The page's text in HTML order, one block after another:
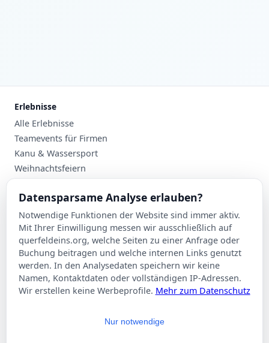
Erlebnisse
Alle Erlebnisse
Teamevents für Firmen
Kanu & Wassersport
Weihnachtsfeiern
Planung
Events nach Stadt
Suche
Kontakt
Über Querfeldeins
Rechtliches
Impressum
Datensparsame Analyse erlauben?
Notwendige Funktionen der Website sind immer aktiv.
Mit Ihrer Einwilligung messen wir ausschließlich auf
querfeldeins.org, welche Seiten zu einer Anfrage oder
Buchung beitragen und welche internen Links genutzt
werden. In den Analysedaten speichern wir keine
Namen, Kontaktdaten oder vollständigen IP-Adressen.
Wir erstellen keine Werbeprofile. Mehr zum Datenschutz
Nur notwendige